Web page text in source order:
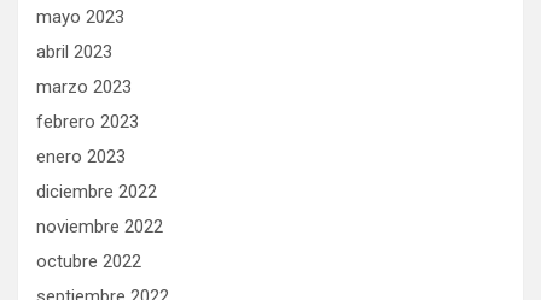
mayo 2023
abril 2023
marzo 2023
febrero 2023
enero 2023
diciembre 2022
noviembre 2022
octubre 2022